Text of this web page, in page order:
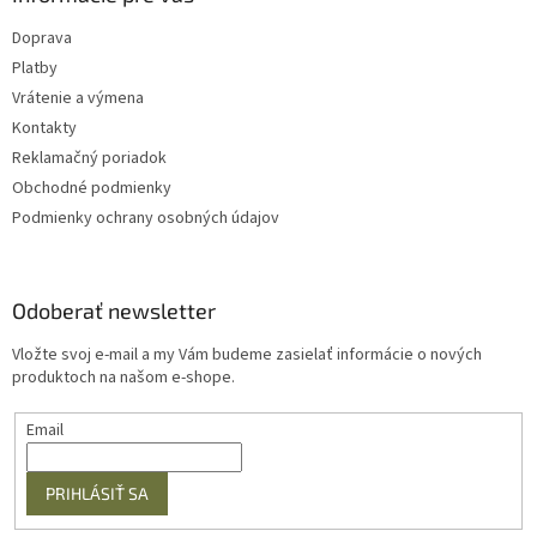
Doprava
Platby
Vrátenie a výmena
Kontakty
Reklamačný poriadok
Obchodné podmienky
Podmienky ochrany osobných údajov
Odoberať newsletter
Vložte svoj e-mail a my Vám budeme zasielať informácie o nových
produktoch na našom e-shope.
Email
PRIHLÁSIŤ SA